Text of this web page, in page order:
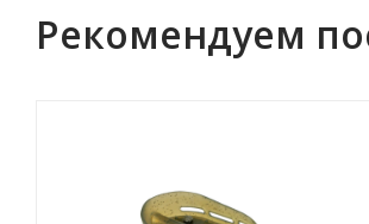
Рекомендуем